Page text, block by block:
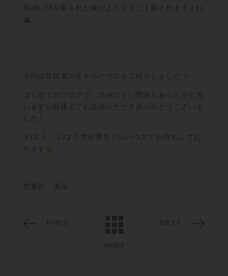
額縁に切り取られた絵のようですごく癒されますよね
今回は笠田東のモデルハウスをご紹介しました
はじめてのブログで、読みにくい部分もあったかと思
いますが最後までお読みいただきありがとうございま
した！
６/２１・６/２２笠田東モデルハウスでお待ちしてお
ります
営業部 溝端
PREV
INDEX
NEXT